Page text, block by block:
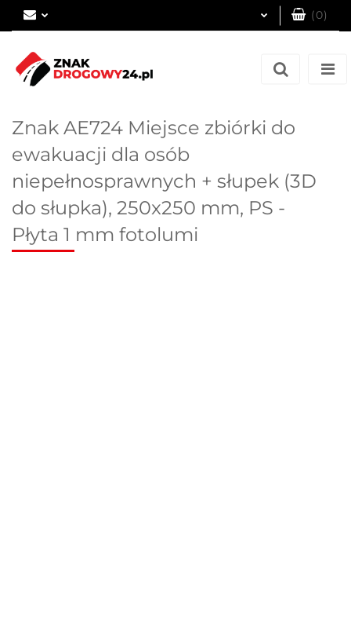
(0)
Znak AE724 Miejsce zbiórki do
ewakuacji dla osób
niepełnosprawnych + słupek (3D
do słupka), 250x250 mm, PS -
Płyta 1 mm fotolumi